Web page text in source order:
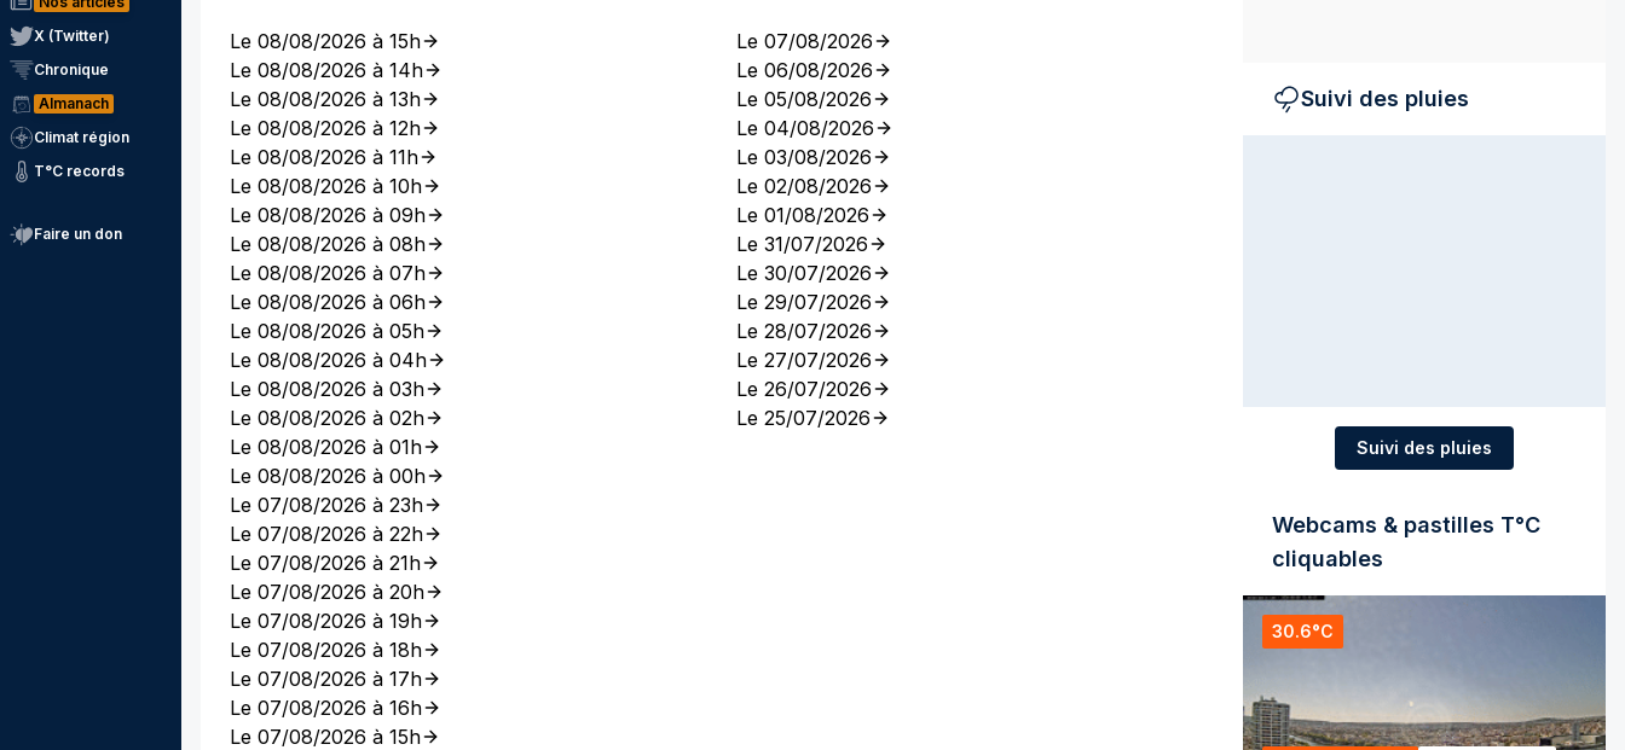
X (Twitter)
Chronique
Almanach
Climat région
T°C records
Faire un don
Le 08/08/2026 à 15h
Le 08/08/2026 à 14h
Le 08/08/2026 à 13h
Le 08/08/2026 à 12h
Le 08/08/2026 à 11h
Le 08/08/2026 à 10h
Le 08/08/2026 à 09h
Le 08/08/2026 à 08h
Le 08/08/2026 à 07h
Le 08/08/2026 à 06h
Le 08/08/2026 à 05h
Le 08/08/2026 à 04h
Le 08/08/2026 à 03h
Le 08/08/2026 à 02h
Le 08/08/2026 à 01h
Le 08/08/2026 à 00h
Le 07/08/2026 à 23h
Le 07/08/2026 à 22h
Le 07/08/2026 à 21h
Le 07/08/2026 à 20h
Le 07/08/2026 à 19h
Le 07/08/2026 à 18h
Le 07/08/2026 à 17h
Le 07/08/2026 à 16h
Le 07/08/2026 à 15h
Le 07/08/2026
Le 06/08/2026
Le 05/08/2026
Le 04/08/2026
Le 03/08/2026
Le 02/08/2026
Le 01/08/2026
Le 31/07/2026
Le 30/07/2026
Le 29/07/2026
Le 28/07/2026
Le 27/07/2026
Le 26/07/2026
Le 25/07/2026
Suivi des pluies
Suivi des pluies
Webcams & pastilles T°C
cliquables
30.6°C